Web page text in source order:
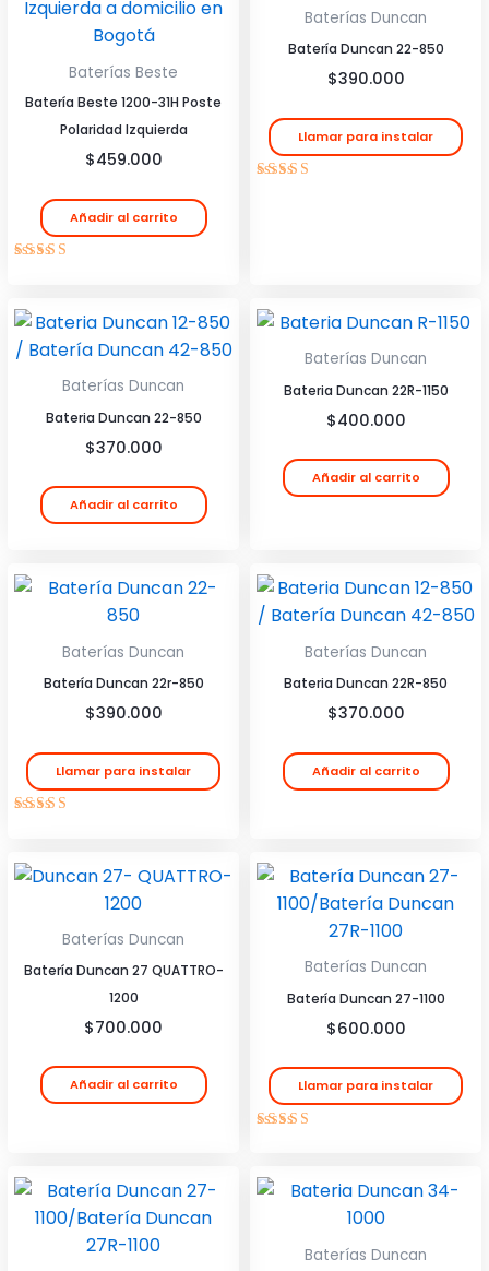
Baterías Beste
Batería Beste 1200-31H Poste
Polaridad Izquierda
$459.000
Añadir al carrito
de 5
Baterías Duncan
Batería Duncan 22-850
$390.000
Llamar para instalar
Baterías Duncan
Bateria Duncan 22-850
$370.000
Añadir al carrito
Baterías Duncan
Bateria Duncan 22R-1150
$400.000
Añadir al carrito
Baterías Duncan
Batería Duncan 22r-850
$390.000
Llamar para instalar
de 5
Baterías Duncan
Bateria Duncan 22R-850
$370.000
Añadir al carrito
Baterías Duncan
Batería Duncan 27 QUATTRO-
1200
$700.000
Añadir al carrito
Baterías Duncan
Batería Duncan 27-1100
$600.000
Llamar para instalar
de 5
Baterías Duncan